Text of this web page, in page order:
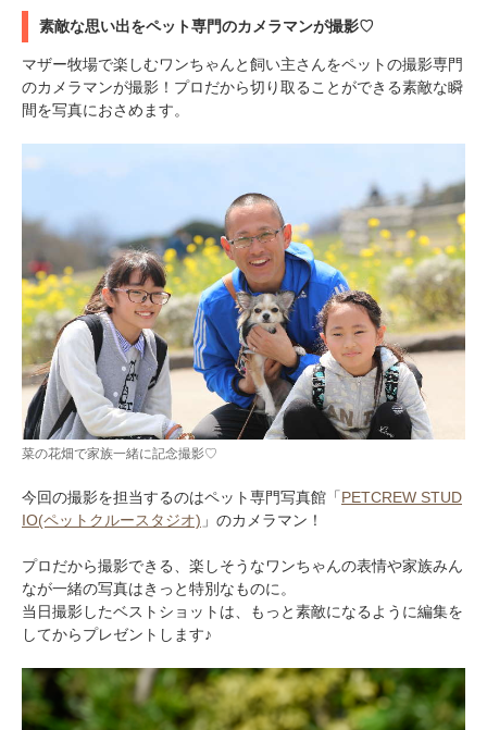
素敵な思い出をペット専門のカメラマンが撮影♡
マザー牧場で楽しむワンちゃんと飼い主さんをペットの撮影専門
のカメラマンが撮影！プロだから切り取ることができる素敵な瞬
間を写真におさめます。
菜の花畑で家族一緒に記念撮影♡
今回の撮影を担当するのはペット専門写真館「PETCREW STUD
IO(ペットクルースタジオ) 」のカメラマン！
プロだから撮影できる、楽しそうなワンちゃんの表情や家族みん
なが一緒の写真はきっと特別なものに。
当日撮影したベストショットは、もっと素敵になるように編集を
してからプレゼントします♪